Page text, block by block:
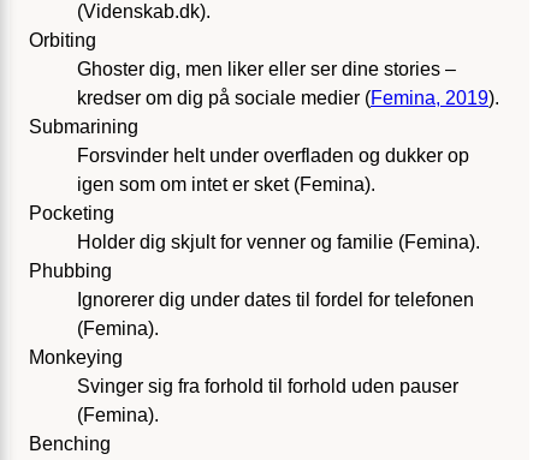
(Videnskab.dk).
Orbiting
Ghoster dig, men liker eller ser dine stories –
kredser om dig på sociale medier (Femina, 2019).
Submarining
Forsvinder helt under overfladen og dukker op
igen som om intet er sket (Femina).
Pocketing
Holder dig skjult for venner og familie (Femina).
Phubbing
Ignorerer dig under dates til fordel for telefonen
(Femina).
Monkeying
Svinger sig fra forhold til forhold uden pauser
(Femina).
Benching